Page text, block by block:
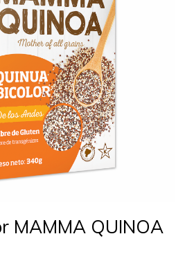
MAMMA QUINOA